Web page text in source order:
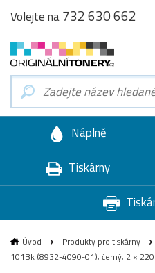
Volejte na732 630 662
Náplně
Tiskárny
Úvod Produkty pro tiskárny
101Bk (8932-4090-01), černý, 2 ×